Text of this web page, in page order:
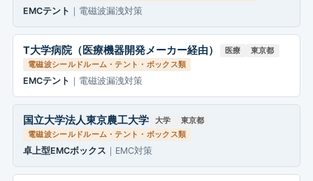
EMCテント ｜電磁波漏洩対策
T大学病院（医療機器開発メーカー経由） 医療
東京都
電磁波シールドルーム・テント・ボックス類
EMCテント ｜電磁波漏洩対策
国立大学法人東京農工大学 大学
東京都
電磁波シールドルーム・テント・ボックス類
卓上型EMCボックス ｜EMC対策